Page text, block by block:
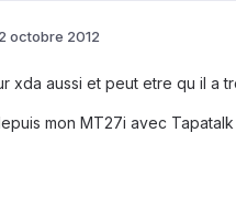
octobre 2012
xda aussi et peut etre qu il a
mon MT27i avec Tapatalk